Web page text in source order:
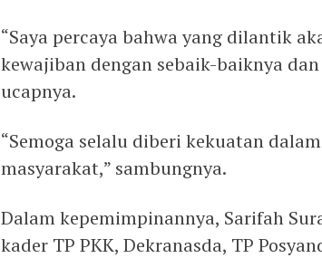
“Saya percaya bahwa yang dilantik
kewajiban dengan sebaik-baiknya
ucapnya.
“Semoga selalu diberi kekuatan
masyarakat,” sambungnya.
Dalam kepemimpinannya, Sarifah
kader TP PKK, Dekranasda, TP